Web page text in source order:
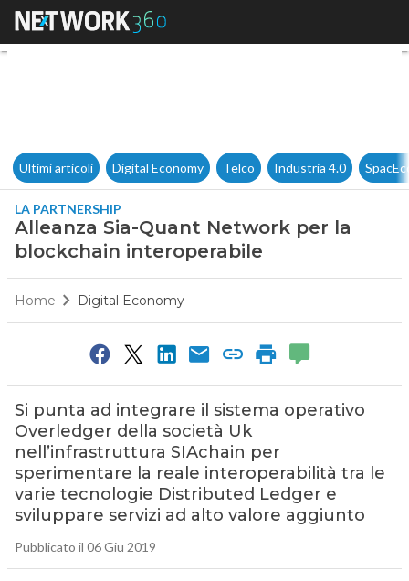
Alleanza Sia-Quant Network
Ultimi articoli Digital Economy Telco Industria 4.0
LA PARTNERSHIP
Alleanza Sia-Quant Network per la
blockchain interoperabile
Home Digital Economy
Si punta ad integrare il sistema operativo
Overledger della società Uk
nell’infrastruttura SIAchain per
sperimentare la reale interoperabilità tra le
varie tecnologie Distributed Ledger e
sviluppare servizi ad alto valore aggiunto
Pubblicato il 06 Giu 2019